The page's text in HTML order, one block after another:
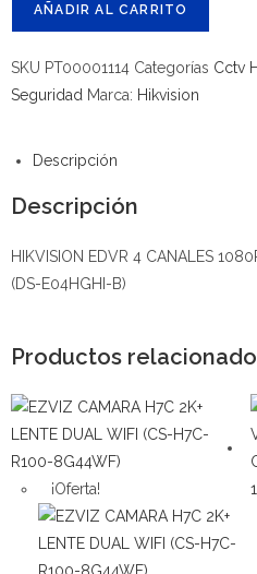
AÑADIR AL CARRITO
SKU PT00001114 Categorías Cctv
Seguridad Marca: Hikvision
Descripción
Descripción
HIKVISION EDVR 4 CANALES
(DS-E04HGHI-B)
Productos
¡Oferta!